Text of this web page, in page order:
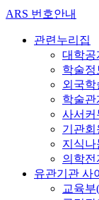
ARS 번호안내
관련누리집
대학공
학술정
외국학
학술
사서커
기관회
지식
의학
유관기관 사
교육부